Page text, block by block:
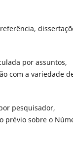
por assuntos,
com a variedade
pesquisador,
prévio sobre o